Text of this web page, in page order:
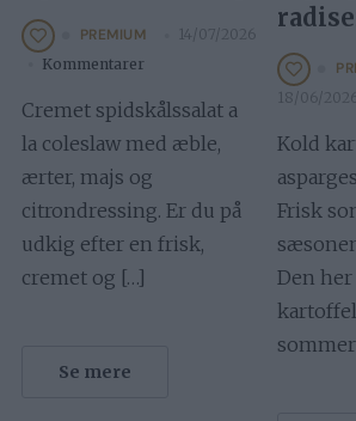
PREMIUM
14/07/2026
Kommentarer
Cremet spidskålssalat a
la coleslaw med æble,
ærter, majs og
citrondressing. Er du på
udkig efter en frisk,
cremet og […]
Se mere
18/06/2026
Kold
Frisk
Den